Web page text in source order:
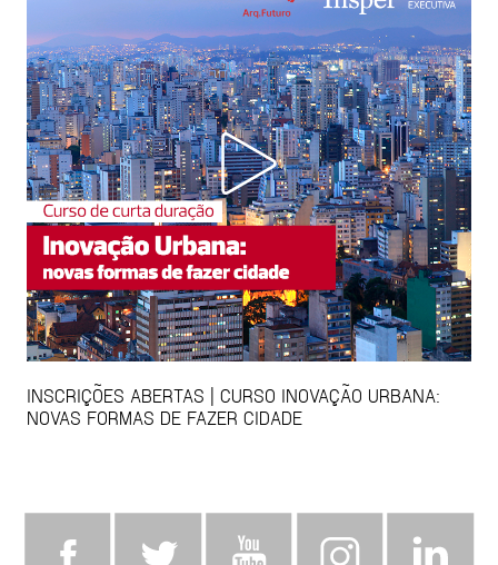
INSCRIÇÕES ABERTAS | CURSO INOVAÇÃO URBANA:
NOVAS FORMAS DE FAZER CIDADE